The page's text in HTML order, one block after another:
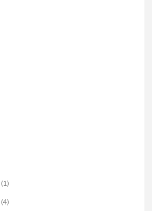
(1)
(4)